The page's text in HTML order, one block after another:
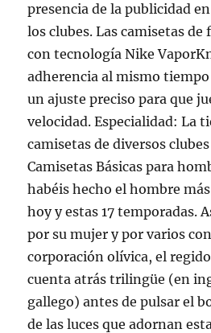
presencia de la publicidad
los clubes. Las camisetas
con tecnología Nike
adherencia al mismo
un ajuste preciso para que
velocidad. Especialidad: La
camisetas de diversos
Camisetas Básicas para
habéis hecho el hombre
hoy y estas 17 temporadas.
por su mujer y por varios
corporación olívica, el
cuenta atrás trilingüe (en
gallego) antes de pulsar el
de las luces que adornan